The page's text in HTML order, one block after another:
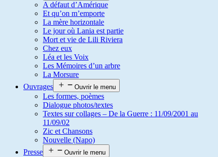
A défaut d’Amérique
Et qu’on m’emporte
La mère horizontale
Le jour où Lania est partie
Mort et vie de Lili Riviera
Chez eux
Léa et les Voix
Les Mémoires d’un arbre
La Morsure
Ouvrages
Ouvrir le menu
Les formes, poèmes
Dialogue photos/textes
Textes sur collages – De la Guerre : 11/09/2001 au
11/09/02
Zic et Chansons
Nouvelle (Napo)
Presse
Ouvrir le menu